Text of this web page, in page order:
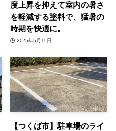
度上昇を抑えて室内の暑さ
を軽減する塗料で、猛暑の
時期を快適に。
2025年5月19日
【つくば市】駐車場のライ